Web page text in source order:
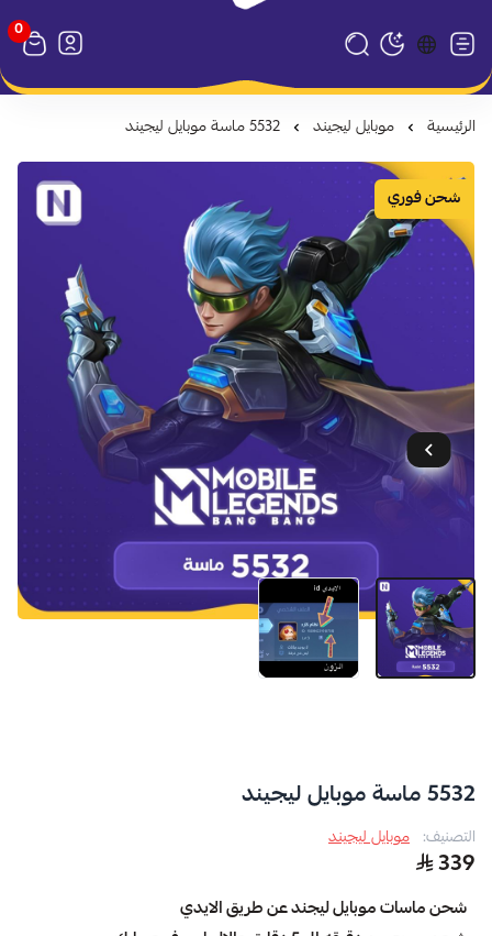
تبديل الوضع الداكن
متجر نظام كارد 0
الرئيسية موبايل ليجيند 5532 ماسة موبايل ليجيند
شحن فوري
5532 ماسة موبايل ليجيند
التصنيف: موبايل ليجيند
339
شحن ماسات موبايل ليجند عن طريق الايدي